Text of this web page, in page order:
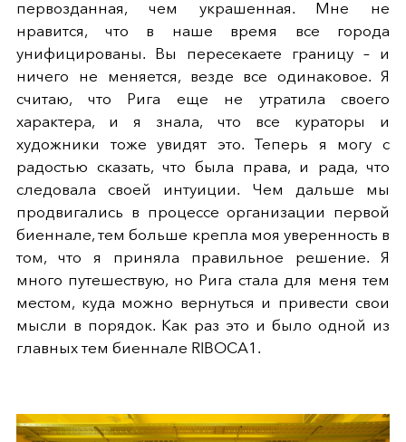
первозданная, чем украшенная. Мне не
нравится, что в наше время все города
унифицированы. Вы пересекаете границу – и
ничего не меняется, везде все одинаковое. Я
считаю, что Рига еще не утратила своего
характера, и я знала, что все кураторы и
художники тоже увидят это. Теперь я могу с
радостью сказать, что была права, и рада, что
следовала своей интуиции. Чем дальше мы
продвигались в процессе организации первой
биеннале, тем больше крепла моя уверенность в
том, что я приняла правильное решение. Я
много путешествую, но Рига стала для меня тем
местом, куда можно вернуться и привести свои
мысли в порядок. Как раз это и было одной из
главных тем биеннале RIBOCA1.